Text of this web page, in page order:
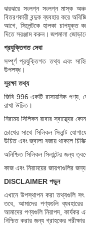
ঝরঝরে সংলগ্ন সংলগ্ন মাস্ক
বিতরণকারী বন্দুক ব্যবহার করে
আগে, সিলেন্টকে হালকা চাপযুক্ত
দিতে সরঞ্জাম করুন। জপমালা
প্রযুক্তিগত সেবা
সম্পূর্ণ প্রযুক্তিগত তথ্য এবং
উপলব্ধ।
সুরক্ষা তথ্য
জিবি 996 একটি রাসায়নিক পণ্য,
রাখা উচিত।
নিরাময় সিলিকন রাবার স্বাস্থ্যের
চোখের সাথে সিলিকন সিলান্ট
উচিত এবং জ্বালা বজায় থাকলে
অনিশ্চিত সিলিকন সিলান্টের জন্য
কাজ এবং নিরাময়ের জায়গাগুলির
DISCLAIMER পড়ুন
এখানে উপস্থাপন করা তথ্যগুলি সৎ
তবে, আমাদের পণ্যগুলি ব্যবহারের
আমাদের পণ্যগুলি নিরাপদ, কার্যকর
নিশ্চিত করার জন্য গ্রাহকের